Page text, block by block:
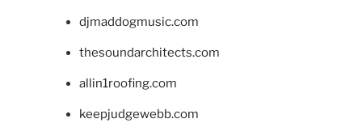
djmaddogmusic.com
thesoundarchitects.com
allin1roofing.com
keepjudgewebb.com